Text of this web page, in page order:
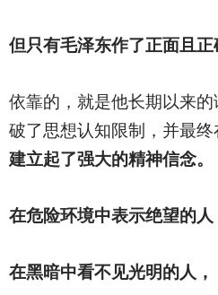
但只有毛泽东作了正面且正
依靠的，就是他长期以来
破了思想认知限制，并最终
建立起了强大的精神信念。
在危险环境中表示绝望的人
在黑暗中看不见光明的人，